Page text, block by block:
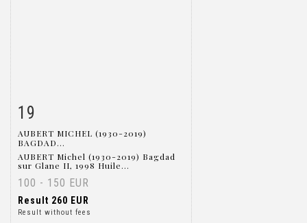
19
AUBERT MICHEL (1930-2019)
BAGDAD...
AUBERT Michel (1930-2019) Bagdad
sur Glane II, 1998 Huile...
100 - 150 EUR
Result 260 EUR
Result without fees